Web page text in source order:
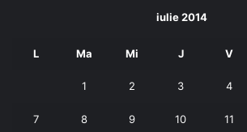
iulie 2014
L Ma Mi J V
1 2 3 4
7 8 9 10 11